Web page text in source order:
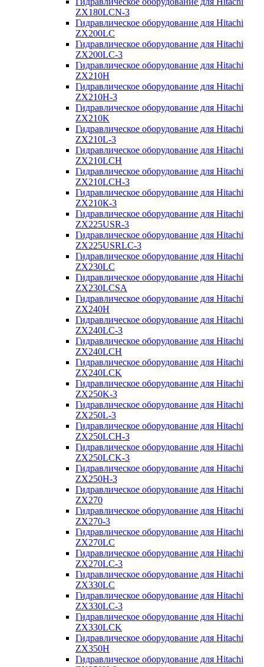
ZX180LCN-3
Гидравлическое оборудование для Hitachi
ZX200LC
Гидравлическое оборудование для Hitachi
ZX200LC-3
Гидравлическое оборудование для Hitachi
ZX210H
Гидравлическое оборудование для Hitachi
ZX210H-3
Гидравлическое оборудование для Hitachi
ZX210K
Гидравлическое оборудование для Hitachi
ZX210L-3
Гидравлическое оборудование для Hitachi
ZX210LCH
Гидравлическое оборудование для Hitachi
ZX210LCH-3
Гидравлическое оборудование для Hitachi
ZX210К-3
Гидравлическое оборудование для Hitachi
ZX225USR-3
Гидравлическое оборудование для Hitachi
ZX225USRLC-3
Гидравлическое оборудование для Hitachi
ZX230LC
Гидравлическое оборудование для Hitachi
ZX230LCSA
Гидравлическое оборудование для Hitachi
ZX240H
Гидравлическое оборудование для Hitachi
ZX240LC-3
Гидравлическое оборудование для Hitachi
ZX240LCH
Гидравлическое оборудование для Hitachi
ZX240LCK
Гидравлическое оборудование для Hitachi
ZX250K-3
Гидравлическое оборудование для Hitachi
ZX250L-3
Гидравлическое оборудование для Hitachi
ZX250LCH-3
Гидравлическое оборудование для Hitachi
ZX250LCK-3
Гидравлическое оборудование для Hitachi
ZX250Н-3
Гидравлическое оборудование для Hitachi
ZX270
Гидравлическое оборудование для Hitachi
ZX270-3
Гидравлическое оборудование для Hitachi
ZX270LC
Гидравлическое оборудование для Hitachi
ZX270LC-3
Гидравлическое оборудование для Hitachi
ZX330LC
Гидравлическое оборудование для Hitachi
ZX330LC-3
Гидравлическое оборудование для Hitachi
ZX330LCK
Гидравлическое оборудование для Hitachi
ZX350H
Гидравлическое оборудование для Hitachi